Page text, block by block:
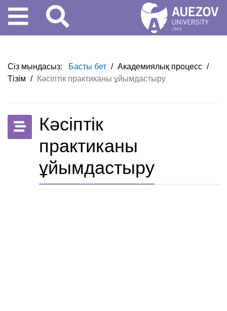
Сіз мындасыз: Басты бет / Академиялық процесс /
Тізім / Кәсіптік практиканы ұйымдастыру
Кәсіптік
практиканы
ұйымдастыру